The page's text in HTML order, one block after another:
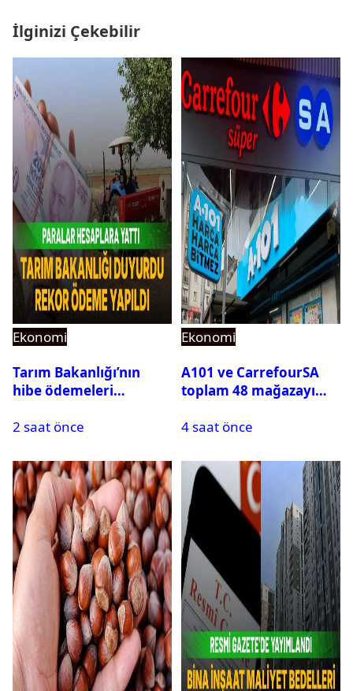
İlginizi Çekebilir
Ekonomi
Tarım Bakanlığı’nın
hibe ödemeleri
destek tutarı açıklandı
2 saat önce
Ekonomi
A101 ve CarrefourSA
toplam 48 mağazayı
4 saat önce